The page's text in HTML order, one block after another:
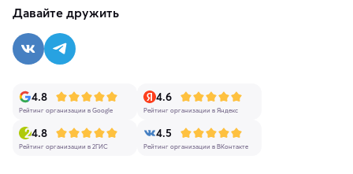
Давайте дружить
4.8
Рейтинг организации в Google
4.6
Рейтинг организации в Яндекс
4.8
Рейтинг организации в 2ГИС
4.5
Рейтинг организации в ВКонтакте